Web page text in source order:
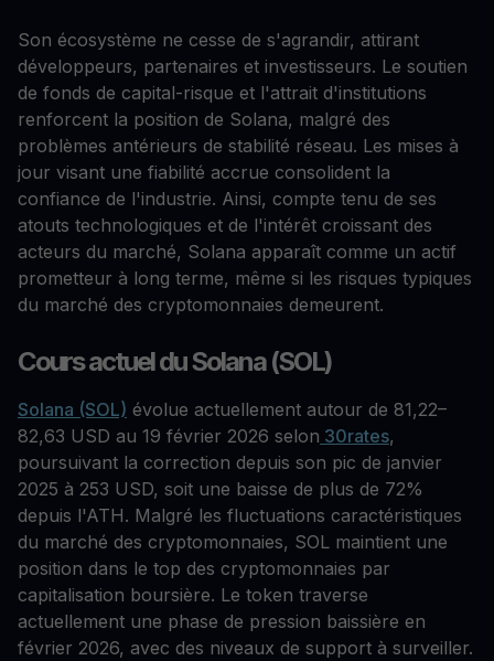
Son écosystème ne cesse de s'agrandir, attirant
développeurs, partenaires et investisseurs. Le soutien
de fonds de capital-risque et l'attrait d'institutions
renforcent la position de Solana, malgré des
problèmes antérieurs de stabilité réseau. Les mises à
jour visant une fiabilité accrue consolident la
confiance de l'industrie. Ainsi, compte tenu de ses
atouts technologiques et de l'intérêt croissant des
acteurs du marché, Solana apparaît comme un actif
prometteur à long terme, même si les risques typiques
du marché des cryptomonnaies demeurent.
Cours actuel du Solana (SOL)
Solana (SOL) évolue actuellement autour de 81,22–
82,63 USD au 19 février 2026 selon 30rates,
poursuivant la correction depuis son pic de janvier
2025 à 253 USD, soit une baisse de plus de 72%
depuis l'ATH. Malgré les fluctuations caractéristiques
du marché des cryptomonnaies, SOL maintient une
position dans le top des cryptomonnaies par
capitalisation boursière. Le token traverse
actuellement une phase de pression baissière en
février 2026, avec des niveaux de support à surveiller.